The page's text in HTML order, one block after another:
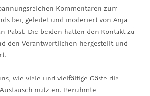
Kommentaren zum
bei, geleitet und moderiert von Anja
Pabst. Die beiden hatten den Kontakt zu
den Verantwortlichen hergestellt und
wie viele und vielfältige Gäste die
nutzten. Berühmte